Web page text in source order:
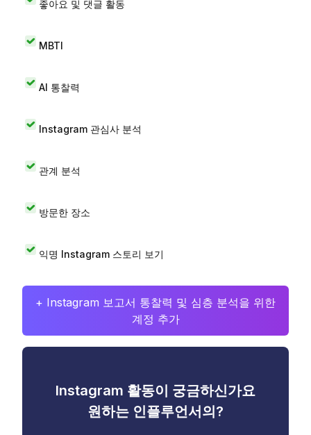
좋아요 및 댓글 활동
MBTI
AI 통찰력
Instagram 관심사 분석
관계 분석
방문한 장소
익명 Instagram 스토리 보기
+ Instagram 보고서 통찰력 및 심층 분석을 위한
계정 추가
Instagram 활동이 궁금하신가요
원하는 인플루언서의?